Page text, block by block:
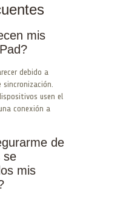
mis
debido a
sincronización.
usen el
conexión a
de
se
mis